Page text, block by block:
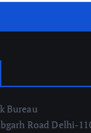
Bureau
Road Delhi-